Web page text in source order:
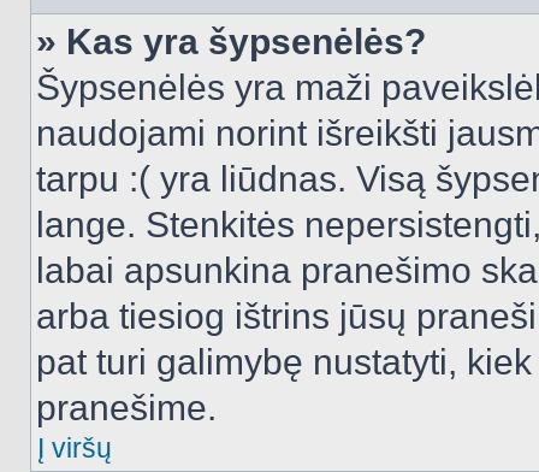
» Kas yra šypsenėlės?
Šypsenėlės yra maži
naudojami norint išreikšti
tarpu :( yra liūdnas. Visą
lange. Stenkitės
labai apsunkina pranešimo
arba tiesiog ištrins jūsų
pat turi galimybę nustatyti,
pranešime.
Į viršų